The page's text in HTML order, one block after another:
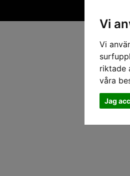
Vi
Vi
riktade
våra
Jag